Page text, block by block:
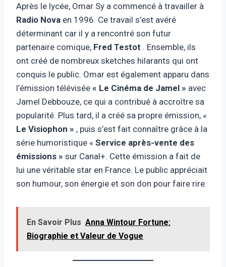
Après le lycée, Omar Sy a commencé à travailler à
Radio Nova en 1996. Ce travail s’est avéré
déterminant car il y a rencontré son futur
partenaire comique, Fred Testot . Ensemble, ils
ont créé de nombreux sketches hilarants qui ont
conquis le public. Omar est également apparu dans
l’émission télévisée « Le Cinéma de Jamel » avec
Jamel Debbouze, ce qui a contribué à accroître sa
popularité. Plus tard, il a créé sa propre émission, «
Le Visiophon » , puis s’est fait connaître grâce à la
série humoristique « Service après-vente des
émissions » sur Canal+. Cette émission a fait de
lui une véritable star en France. Le public appréciait
son humour, son énergie et son don pour faire rire.
En Savoir Plus Anna Wintour Fortune:
Biographie et Valeur de Vogue